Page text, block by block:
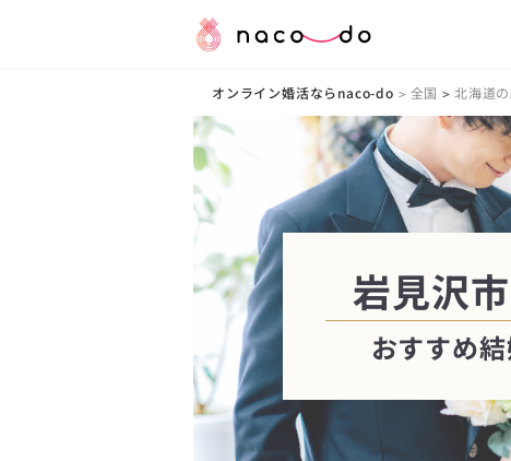
オンライン婚活ならnaco-do > 全国 > 北海道
岩見沢
おすすめ